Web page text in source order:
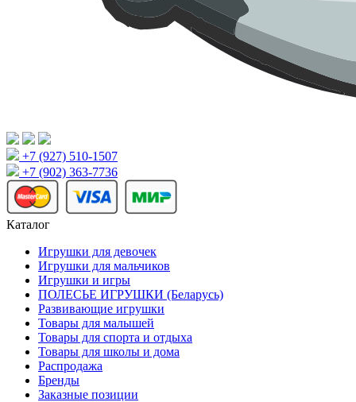
+7 (927) 510-1507
+7 (902) 363-7736
Каталог
Игрушки для девочек
Игрушки для мальчиков
Игрушки и игры
ПОЛЕСЬЕ ИГРУШКИ (Беларусь)
Развивающие игрушки
Товары для малышей
Товары для спорта и отдыха
Товары для школы и дома
Распродажа
Бренды
Заказные позиции